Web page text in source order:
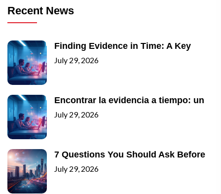
Recent News
Finding Evidence in Time: A Key
July 29, 2026
Encontrar la evidencia a tiempo: un
July 29, 2026
7 Questions You Should Ask Before
July 29, 2026